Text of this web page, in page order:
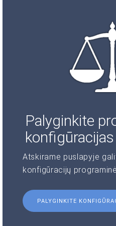
Palyginkite
konfigūracijas
Atskirame puslapyje
konfigūracijų
PALYGINKITE